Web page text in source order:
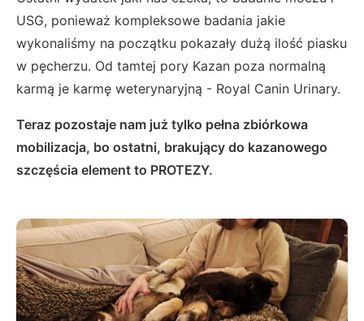
USG, ponieważ kompleksowe badania jakie
wykonaliśmy na początku pokazały dużą ilość piasku
w pęcherzu. Od tamtej pory Kazan poza normalną
karmą je karmę weterynaryjną - Royal Canin Urinary.
Teraz pozostaje nam już tylko pełna zbiórkowa
mobilizacja, bo ostatni, brakujący do kazanowego
szczęścia element to PROTEZY.